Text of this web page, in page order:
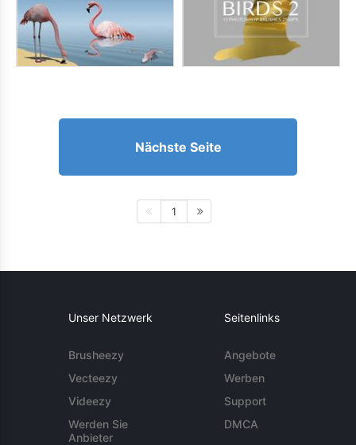
Nächste Seite
1
Unser Netzwerk
Brusheezy
Vecteezy
Videezy
Werden Sie
Anbieter
Seitenlinks
Angebote
Werben
Support
DMCA